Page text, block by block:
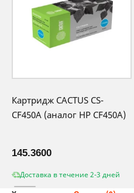
Картридж CACTUS CS-
CF450A (аналог HP CF450A)
145.3600
Доставка в течение 2-3 дней